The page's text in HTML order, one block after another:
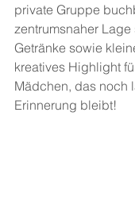
private Gruppe
zentrumsnaher
Getränke sowie
kreatives Highlight
Mädchen, das noch
Erinnerung bleibt!